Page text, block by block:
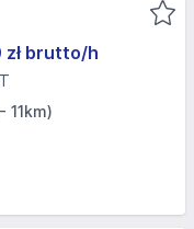
zł brutto/h
11km)